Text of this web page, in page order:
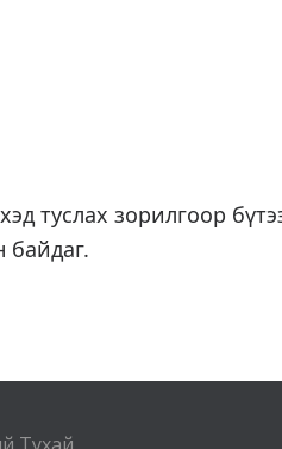
туслах зорилгоор
байдаг.